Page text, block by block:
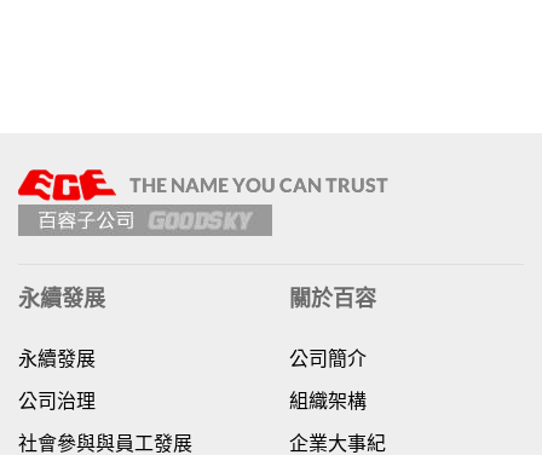
永續發展
永續發展
公司治理
社會參與與員工發展
關於百容
公司簡介
組織架構
企業大事紀